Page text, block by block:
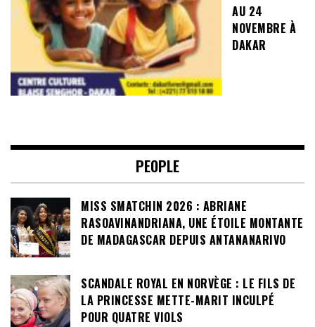
AU 24
NOVEMBRE À
DAKAR
PEOPLE
MISS SMATCHIN 2026 : ABRIANE
RASOAVINANDRIANA, UNE ÉTOILE MONTANTE
DE MADAGASCAR DEPUIS ANTANANARIVO
SCANDALE ROYAL EN NORVÈGE : LE FILS DE
LA PRINCESSE METTE-MARIT INCULPÉ
POUR QUATRE VIOLS